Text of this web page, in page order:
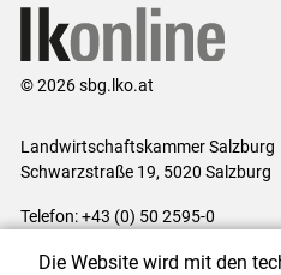
© 2026 sbg.lko.at
Landwirtschaftskammer Salzburg
Schwarzstraße 19, 5020 Salzburg
Telefon: +43 (0) 50 2595-0
Die Website wird mit den